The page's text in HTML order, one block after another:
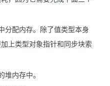
分配内存。除了值类型本身
上类型对象指针和同步块索
堆内存中。